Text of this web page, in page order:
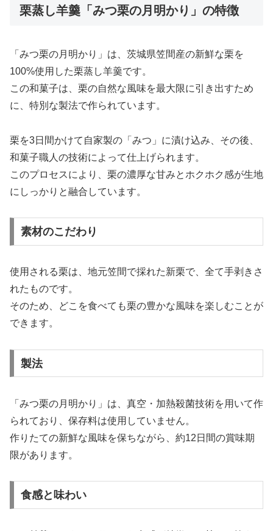
栗蒸し羊羹「みつ栗の月明かり」の特徴
「みつ栗の月明かり」は、茨城県笠間産の新鮮な栗を
100%使用した栗蒸し羊羹です。
この和菓子は、栗の自然な風味を最大限に引き出すため
に、特別な製法で作られています。
栗を3日間かけて自家製の「みつ」に漬け込み、その後、
和菓子職人の技術によって仕上げられます。
このプロセスにより、栗の濃厚な甘みとホクホク感が生地
にしっかりと融合しています。
素材のこだわり
使用される栗は、地元笠間で採れた新栗で、全て手剥きさ
れたものです。
そのため、どこを食べても栗の豊かな風味を楽しむことが
できます。
製法
「みつ栗の月明かり」は、真空・加熱殺菌技術を用いて作
られており、保存料は使用していません。
作りたての新鮮な風味を保ちながら、約12日間の賞味期
限があります。
食感と味わい